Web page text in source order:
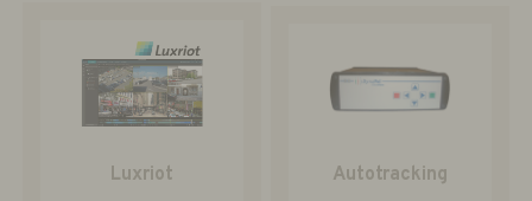
Luxriot Autotracking